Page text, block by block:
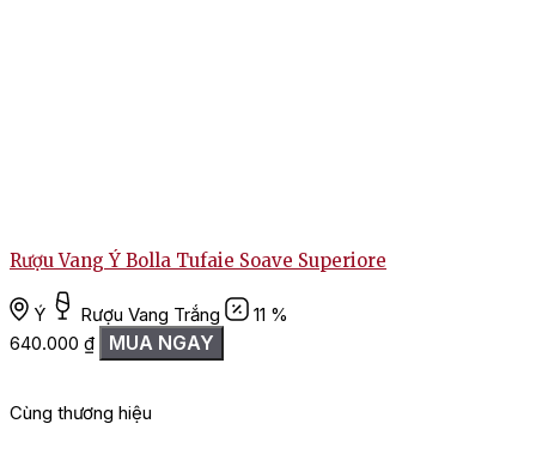
Rượu Vang Ý Bolla Tufaie Soave Superiore
Ý Rượu Vang Trắng
11 %
640.000 ₫ MUA NGAY
Cùng thương hiệu